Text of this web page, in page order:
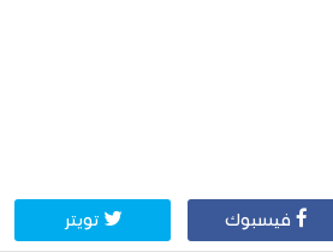
فيسبوك تويتر